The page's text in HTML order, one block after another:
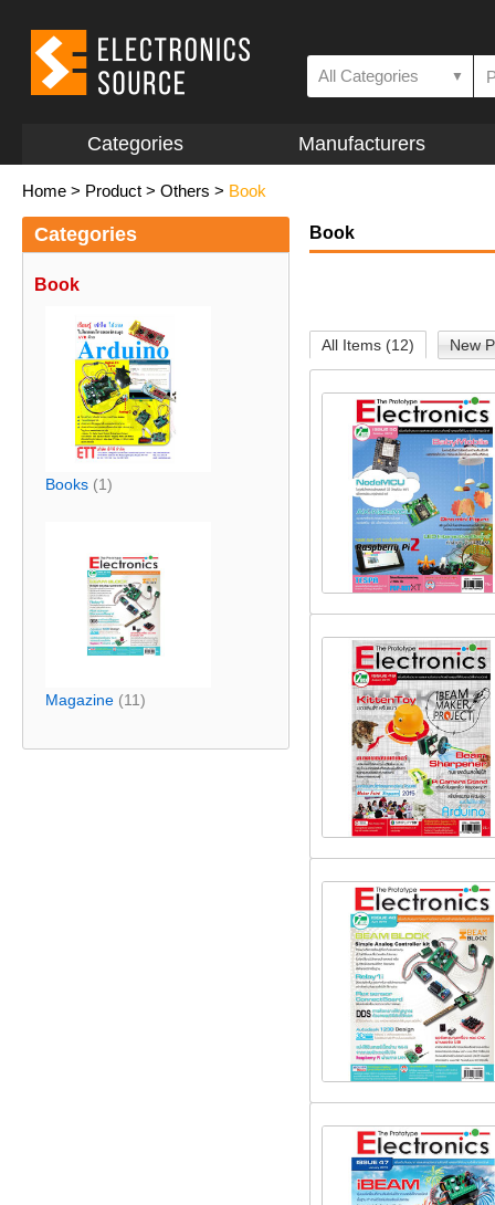
All Categories ▼
Categories Manufacturers
Home > Product > Others > Book
Categories
Book
Books (1)
Magazine (11)
Book
All Items (12) New